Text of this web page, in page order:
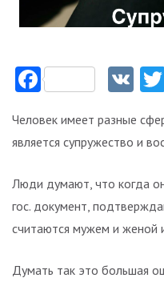
FacebookVK
Человек имеет разные
является супружество и
Люди думают, что когда
гос. документ,
считаются мужем и женой
Думать так это большая